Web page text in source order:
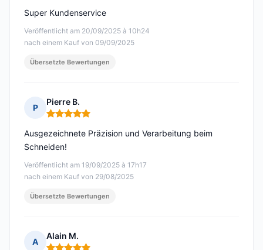
Veröffentlicht am 20/09/2025 à 10h24
nach einem Kauf von 09/09/2025
Super Kundenservice
Übersetzte Bewertungen
P
Pierre B.
Hinweis: 5 von 5
Veröffentlicht am 19/09/2025 à 17h17
nach einem Kauf von 29/08/2025
Ausgezeichnete Präzision und Verarbeitung beim
Schneiden!
Übersetzte Bewertungen
A
Alain M.